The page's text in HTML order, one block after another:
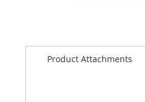
Product Attachments